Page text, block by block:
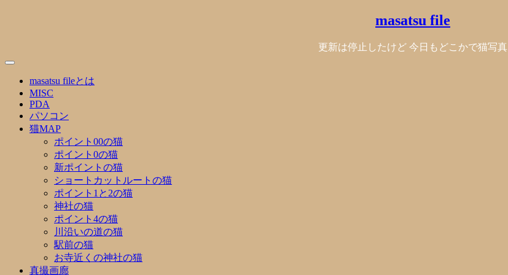
masatsu file
更新は停止したけど 今日もどこかで猫写真
masatsu fileとは
MISC
PDA
パソコン
猫MAP
ポイント00の猫
ポイント0の猫
新ポイントの猫
ショートカットルートの猫
ポイント1と2の猫
神社の猫
ポイント4の猫
川沿いの道の猫
駅前の猫
お寺近くの神社の猫
真撮画廊